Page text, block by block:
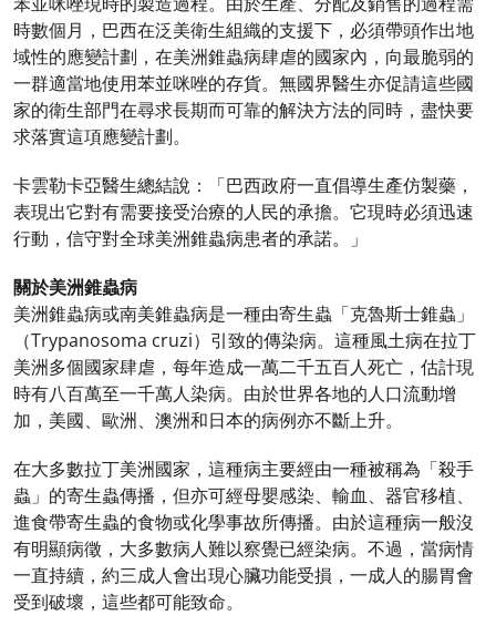
時數個月，巴西在泛美衛生組織的支援下，必須帶頭作出地
域性的應變計劃，在美洲錐蟲病肆虐的國家內，向最脆弱的
一群適當地使用苯並咪唑的存貨。無國界醫生亦促請這些國
家的衛生部門在尋求長期而可靠的解決方法的同時，盡快要
求落實這項應變計劃。
卡雲勒卡亞醫生總結說：「巴西政府一直倡導生產仿製藥，
表現出它對有需要接受治療的人民的承擔。它現時必須迅速
行動，信守對全球美洲錐蟲病患者的承諾。」
關於美洲錐蟲病
美洲錐蟲病或南美錐蟲病是一種由寄生蟲「克魯斯士錐蟲」
（Trypanosoma cruzi）引致的傳染病。這種風土病在拉丁
美洲多個國家肆虐，每年造成一萬二千五百人死亡，估計現
時有八百萬至一千萬人染病。由於世界各地的人口流動增
加，美國、歐洲、澳洲和日本的病例亦不斷上升。
在大多數拉丁美洲國家，這種病主要經由一種被稱為「殺手
蟲」的寄生蟲傳播，但亦可經母嬰感染、輸血、器官移植、
進食帶寄生蟲的食物或化學事故所傳播。由於這種病一般沒
有明顯病徵，大多數病人難以察覺已經染病。不過，當病情
一直持續，約三成人會出現心臟功能受損，一成人的腸胃會
受到破壞，這些都可能致命。